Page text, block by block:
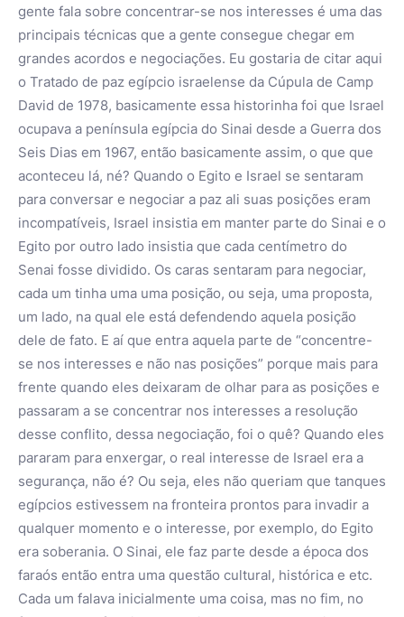
gente fala sobre concentrar-se nos interesses é uma das
principais técnicas que a gente consegue chegar em
grandes acordos e negociações. Eu gostaria de citar aqui
o Tratado de paz egípcio israelense da Cúpula de Camp
David de 1978, basicamente essa historinha foi que Israel
ocupava a península egípcia do Sinai desde a Guerra dos
Seis Dias em 1967, então basicamente assim, o que que
aconteceu lá, né? Quando o Egito e Israel se sentaram
para conversar e negociar a paz ali suas posições eram
incompatíveis, Israel insistia em manter parte do Sinai e o
Egito por outro lado insistia que cada centímetro do
Senai fosse dividido. Os caras sentaram para negociar,
cada um tinha uma uma posição, ou seja, uma proposta,
um lado, na qual ele está defendendo aquela posição
dele de fato. E aí que entra aquela parte de “concentre-
se nos interesses e não nas posições” porque mais para
frente quando eles deixaram de olhar para as posições e
passaram a se concentrar nos interesses a resolução
desse conflito, dessa negociação, foi o quê? Quando eles
pararam para enxergar, o real interesse de Israel era a
segurança, não é? Ou seja, eles não queriam que tanques
egípcios estivessem na fronteira prontos para invadir a
qualquer momento e o interesse, por exemplo, do Egito
era soberania. O Sinai, ele faz parte desde a época dos
faraós então entra uma questão cultural, histórica e etc.
Cada um falava inicialmente uma coisa, mas no fim, no